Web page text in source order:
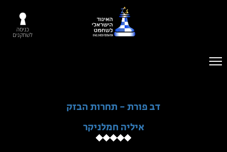
כניסה
לשחקנים
דב פורת - תחרות הבזק
איליה חמלניקר